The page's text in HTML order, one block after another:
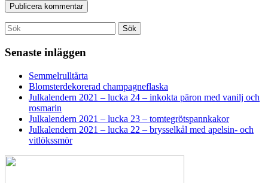
Search
for:
Sök
Senaste inläggen
Semmelrulltårta
Blomsterdekorerad champagneflaska
Julkalendern 2021 – lucka 24 – inkokta päron med vanilj och
rosmarin
Julkalendern 2021 – lucka 23 – tomtegrötspannkakor
Julkalendern 2021 – lucka 22 – brysselkål med apelsin- och
vitlökssmör